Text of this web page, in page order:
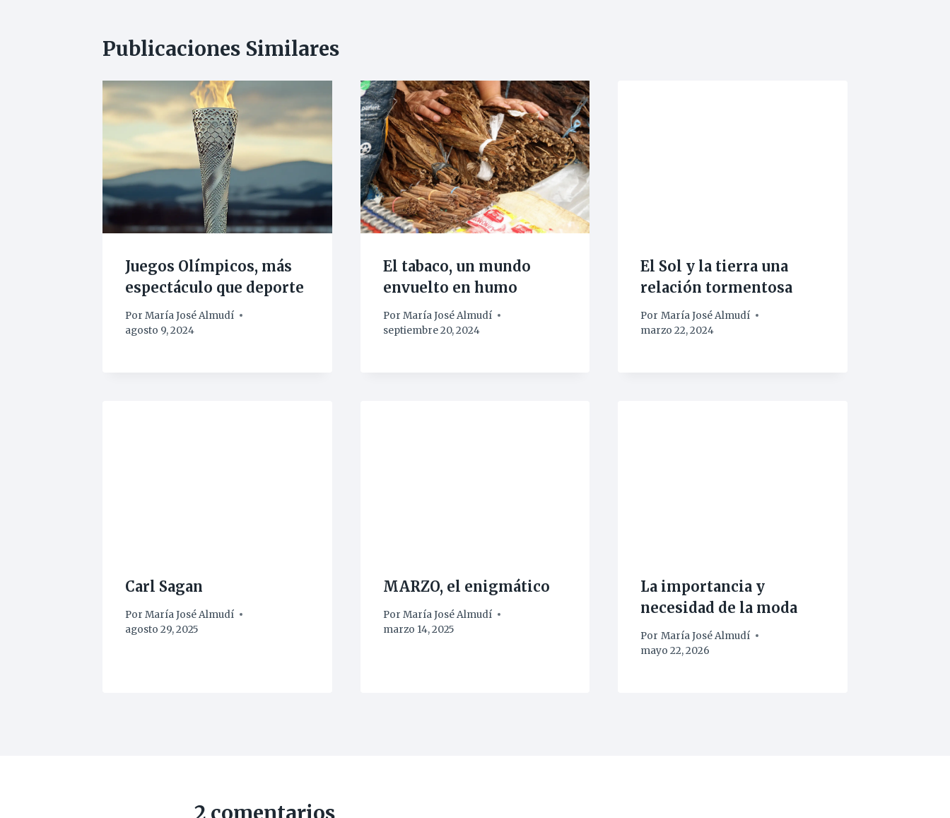
Publicaciones Similares
Juegos Olímpicos, más
espectáculo que deporte
Por María José Almudí
agosto 9, 2024
El tabaco, un mundo
envuelto en humo
Por María José Almudí
septiembre 20, 2024
El Sol y la tierra una
relación tormentosa
Por María José Almudí
marzo 22, 2024
Carl Sagan
Por María José Almudí
agosto 29, 2025
MARZO, el enigmático
Por María José Almudí
marzo 14, 2025
La importancia y
necesidad de la moda
Por María José Almudí
mayo 22, 2026